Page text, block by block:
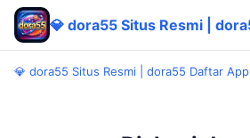
💎 dora55 Situs Resmi | dora55 Daftar